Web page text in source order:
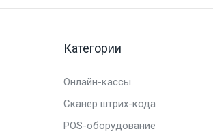
Категории
Онлайн-кассы
Сканер штрих-кода
POS-оборудование